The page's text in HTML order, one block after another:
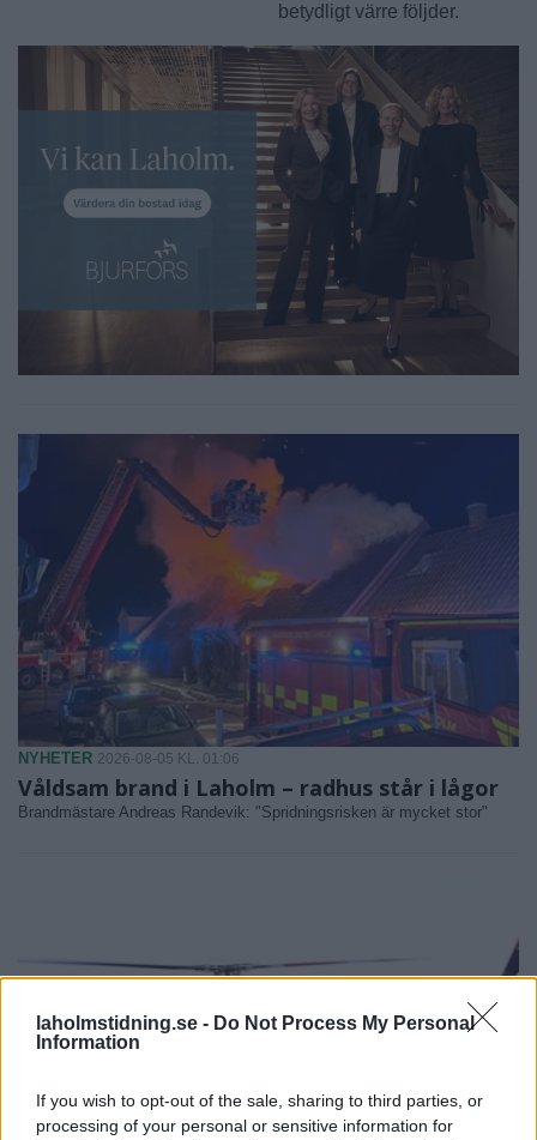
laholmstidning.se - Do Not Process My Personal
Information
If you wish to opt-out of the sale, sharing to third parties, or
processing of your personal or sensitive information for
betydligt värre följder.
NYHETER 2026-08-05 KL. 01:06
Våldsam brand i Laholm – radhus står i lågor
Brandmästare Andreas Randevik: "Spridningsrisken är mycket stor"